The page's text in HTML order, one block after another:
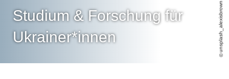
unsplash_alexisbrown
Studium & Forschung für
Ukrainer*innen